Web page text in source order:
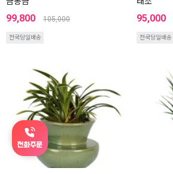
99,800 105,000
전국당일배송
95,000
전국당일배송